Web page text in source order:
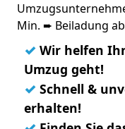
Min. ➨ Beiladung
✓ Wir helfen
Umzug geht!
✓ Schnell &
erhalten!